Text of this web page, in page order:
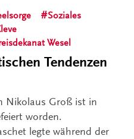
Soziales
Wesel
Tendenzen
Nikolaus Groß ist in
worden.
legte während der